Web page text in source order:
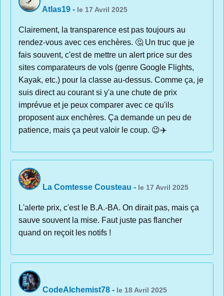
Atlas19 - le 17 Avril 2025
Clairement, la transparence est pas toujours au
rendez-vous avec ces enchères. 🤔 Un truc que je
fais souvent, c'est de mettre un alert price sur des
sites comparateurs de vols (genre Google Flights,
Kayak, etc.) pour la classe au-dessus. Comme ça, je
suis direct au courant si y'a une chute de prix
imprévue et je peux comparer avec ce qu'ils
proposent aux enchères. Ça demande un peu de
patience, mais ça peut valoir le coup. 😉✈️
La Comtesse Cousteau - le 17 Avril 2025
L'alerte prix, c'est le B.A.-BA. On dirait pas, mais ça
sauve souvent la mise. Faut juste pas flancher
quand on reçoit les notifs !
CodeAlchemist78 - le 18 Avril 2025